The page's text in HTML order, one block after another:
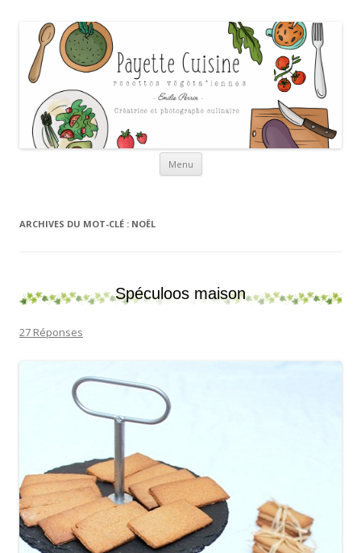
Payette cuisine
Menu Aller au contenu
ARCHIVES DU MOT-CLÉ : NOËL
Spéculoos maison
27 Réponses